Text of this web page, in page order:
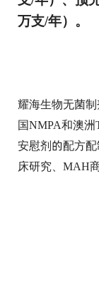
万支/年）。
耀海生物无菌
国NMPA和澳
安慰剂的配方
床研究、MAH